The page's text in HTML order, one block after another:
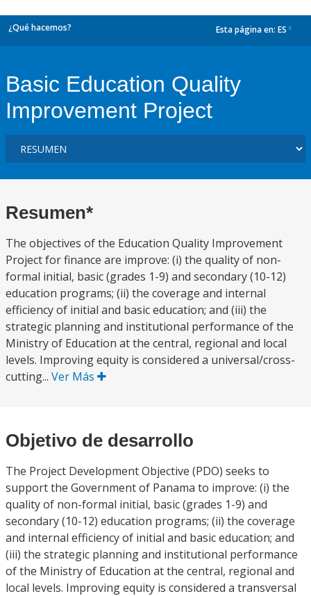
¿Qué hacemos? Esta página en: ES
Basic Education Quality
Improvement Project
Resumen*
The objectives of the Education Quality Improvement
Project for finance are improve: (i) the quality of non-
formal initial, basic (grades 1-9) and secondary (10-12)
education programs; (ii) the coverage and internal
efficiency of initial and basic education; and (iii) the
strategic planning and institutional performance of the
Ministry of Education at the central, regional and local
levels. Improving equity is considered a universal/cross-
cutting... Ver Más
Objetivo de desarrollo
The Project Development Objective (PDO) seeks to
support the Government of Panama to improve: (i) the
quality of non-formal initial, basic (grades 1-9) and
secondary (10-12) education programs; (ii) the coverage
and internal efficiency of initial and basic education; and
(iii) the strategic planning and institutional performance
of the Ministry of Education at the central, regional and
local levels. Improving equity is considered a transversal